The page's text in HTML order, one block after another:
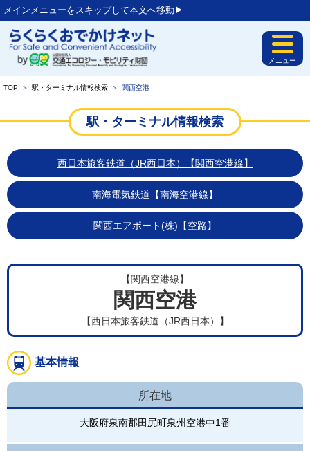
メインメニューをスキップして本文へ移動▶︎
メニュー
TOP ＞ 駅・ターミナル情報検索 ＞ 関西空港
駅・ターミナル情報検索
西日本旅客鉄道（JR西日本）【関西空港線】
南海電気鉄道【南海空港線】
関西エアポート(株)【空路】
【関西空港線】
関西空港
【西日本旅客鉄道（JR西日本）】
基本情報
所在地
大阪府泉南郡田尻町泉州空港中1番